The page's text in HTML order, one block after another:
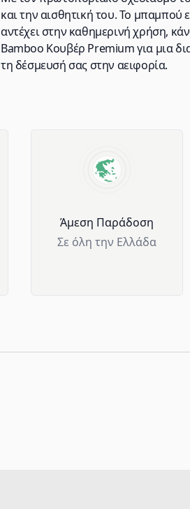
και την αισθητική του. Το μπαμπού
αντέχει στην καθημερινή χρήση,
Bamboo Κουβέρ Premium για μια
τη δέσμευσή σας στην αειφορία.
Άμεση Παράδοση
Σε όλη την Ελλάδα